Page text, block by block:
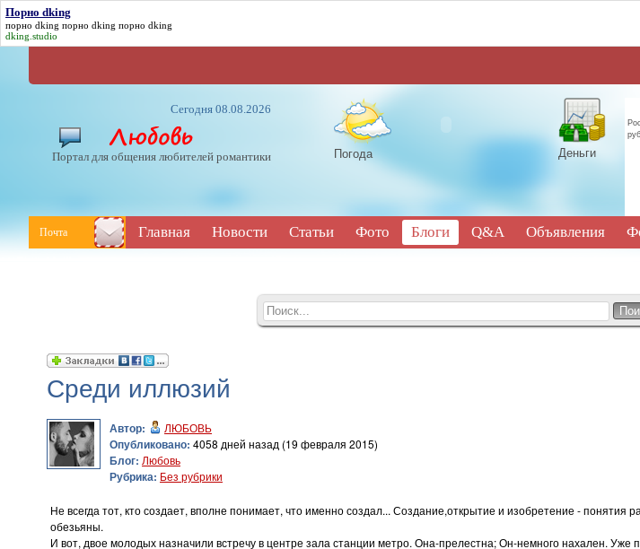
Порно dking
порно dking порно dking порно dking
dking.studio
Сегодня 08.08.2026
Портал для общения любителей романтики Погода Деньги
Почта Главная Новости Статьи Фото Блоги Q&A Объявления
Среди иллюзий
Автор: ЛЮБОВЬ
Опубликовано: 4058 дней назад (19 февраля 2015)
Блог: Любовь
Рубрика: Без рубрики
Не всегда тот, кто создает, вполне понимает, что именно создал... Создание,открытие и изобретение -
обезьяны.
И вот, двое молодых назначили встречу в центре зала станции метро. Она-прелестна; Он-немного нахален. Уже